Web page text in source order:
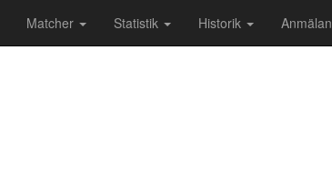
Matcher Statistik Historik Anmälan